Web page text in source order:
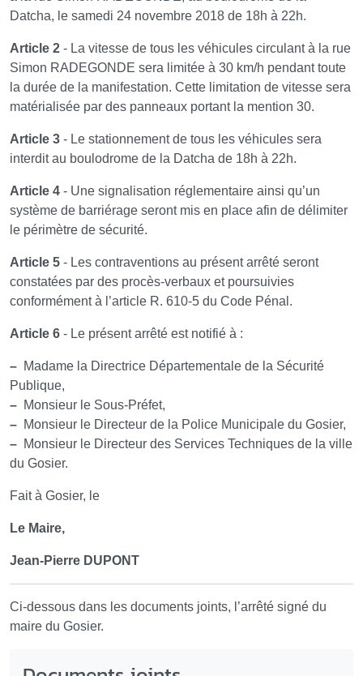
Datcha, le samedi 24 novembre 2018 de 18h à 22h.
Article 2 - La vitesse de tous les véhicules circulant à la rue
Simon RADEGONDE sera limitée à 30 km/h pendant toute
la durée de la manifestation. Cette limitation de vitesse sera
matérialisée par des panneaux portant la mention 30.
Article 3 - Le stationnement de tous les véhicules sera
interdit au boulodrome de la Datcha de 18h à 22h.
Article 4 - Une signalisation réglementaire ainsi qu’un
système de barriérage seront mis en place afin de délimiter
le périmètre de sécurité.
Article 5 - Les contraventions au présent arrêté seront
constatées par des procès-verbaux et poursuivies
conformément à l’article R. 610-5 du Code Pénal.
Article 6 - Le présent arrêté est notifié à :
– Madame la Directrice Départementale de la Sécurité
Publique,
– Monsieur le Sous-Préfet,
– Monsieur le Directeur de la Police Municipale du Gosier,
– Monsieur le Directeur des Services Techniques de la ville
du Gosier.
Fait à Gosier, le
Le Maire,
Jean-Pierre DUPONT
Ci-dessous dans les documents joints, l’arrêté signé du
maire du Gosier.